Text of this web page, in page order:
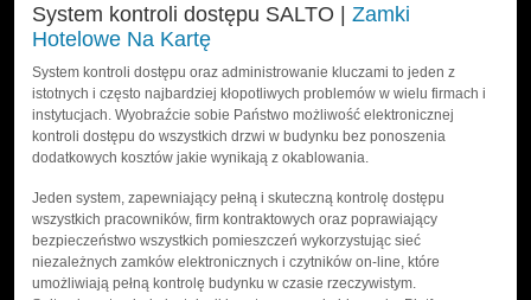
System kontroli dostępu SALTO | Zamki
Hotelowe Na Kartę
System kontroli dostępu oraz administrowanie kluczami to jeden z
istotnych i często najbardziej kłopotliwych problemów w wielu firmach i
instytucjach. Wyobraźcie sobie Państwo możliwość elektronicznej
kontroli dostępu do wszystkich drzwi w budynku bez ponoszenia
dodatkowych kosztów jakie wynikają z okablowania.
Jeden system, zapewniający pełną i skuteczną kontrolę dostępu
wszystkich pracowników, firm kontraktowych oraz poprawiający
bezpieczeństwo wszystkich pomieszczeń wykorzystując sieć
niezależnych zamków elektronicznych i czytników on-line, które
umożliwiają pełną kontrolę budynku w czasie rzeczywistym.